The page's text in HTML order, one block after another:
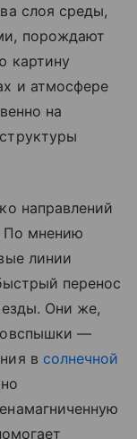
слоя среды,
порождают
картину
и атмосфере
на
направлений
По мнению
линии
перенос
Они же,
—
в солнечной